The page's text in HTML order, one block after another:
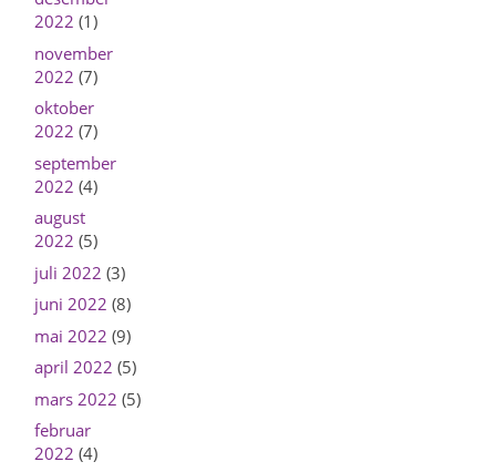
2022 (1)
november
2022 (7)
oktober
2022 (7)
september
2022 (4)
august
2022 (5)
juli 2022 (3)
juni 2022 (8)
mai 2022 (9)
april 2022 (5)
mars 2022 (5)
februar
2022 (4)